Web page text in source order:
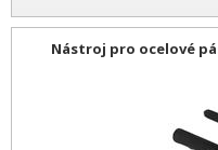
Nástroj pro ocelové